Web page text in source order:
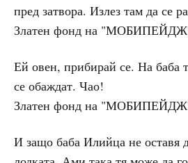
пред затвора. Излез там да се
Златен фонд на
Ей овен, прибирай се. На баба
се обаждат. Чао!
Златен фонд на
И защо баба Илийца не оставя